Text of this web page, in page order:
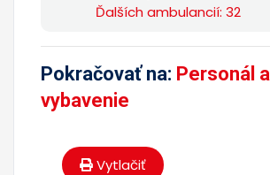
Ďalších ambulancií: 32
Pokračovať na: Personál a
vybavenie
Vytlačiť